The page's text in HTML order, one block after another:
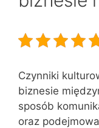
Czynniki
biznesie
sposób
oraz